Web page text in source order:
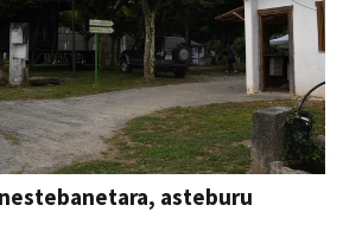
asteburu